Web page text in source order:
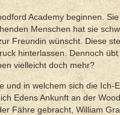
Academy beginnen.
Menschen hat sie
Freundin wünscht. Diese
hinterlassen. Dennoch
vielleicht doch mehr?
in welchem sich die Ich-
Edens Ankunft an der
Fähre gebracht, William